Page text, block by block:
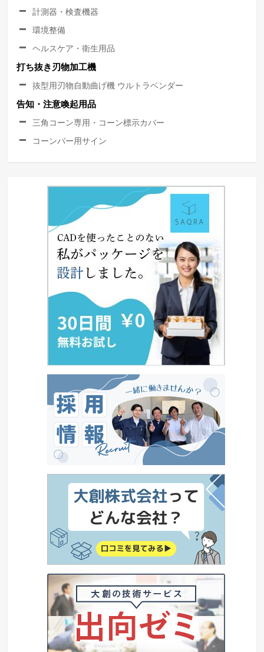
計測器・検査機器
環境整備
ヘルスケア・衛生用品
打ち抜き刃物加工機
抜型用刃物自動曲げ機 ウルトラベンダー
告知・注意喚起用品
三角コーン専用・コーン標示カバー
コーンバー用サイン